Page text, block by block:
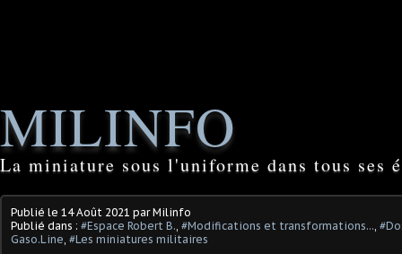
MILINFO
La miniature sous l'uniforme dans tous ses
Publié le 14 Août 2021 par Milinfo
Publié dans : #Espace Robert B., #Modifications et transformations...,
Gaso.Line, #Les miniatures militaires